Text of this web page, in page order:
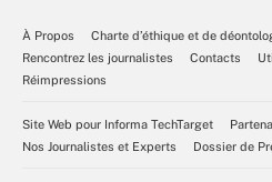
À Propos
Charte d’éthique et de
Rencontrez les journalistes
Contacts
Réimpressions
Site Web pour Informa TechTarget
Nos Journalistes et Experts
Dossier de